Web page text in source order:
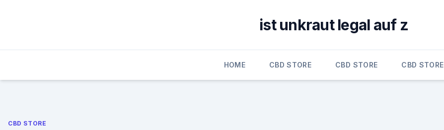
ist unkraut legal auf z
HOME CBD STORE CBD STORE CBD STORE
CBD STORE